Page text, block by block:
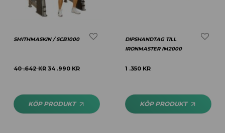
SMITHMASKIN / SCB1000
40 .642KR 34 .990 KR
KÖP PRODUKT
DIPSHANDTAG TILL
IRONMASTER IM2000
1 .350 KR
KÖP PRODUKT